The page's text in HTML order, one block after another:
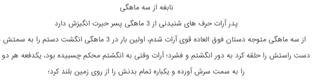
نابغه از سه ماهگی
پدر آرات حرف های شنیدنی از 3 ماهگی پسر حیرت انگیزش دارد
از سه ماهگی متوجه دستان فوق العاده قوی آرات شدم، اولین بار در 3 ماهگی انگشت دستم را
دست راستش را حلقه کرد به دور انگشتم و فشرد؛ آرات وقتی به انگشتم محکم چسبیده بود، یکدفعه هر
را به سمت سرش آورده و یکباره تمام بدنش را از روی زمین بلند کرد؛